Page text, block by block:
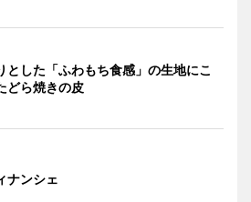
とした「ふわもち食感」の生地にこ
どら焼きの皮
ナンシェ